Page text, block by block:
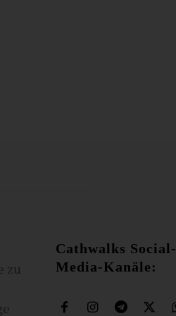
zu
Cathwalks Social-
Media-Kanäle: